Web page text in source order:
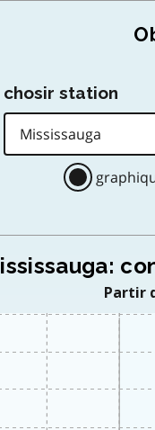
chosir station
Partir